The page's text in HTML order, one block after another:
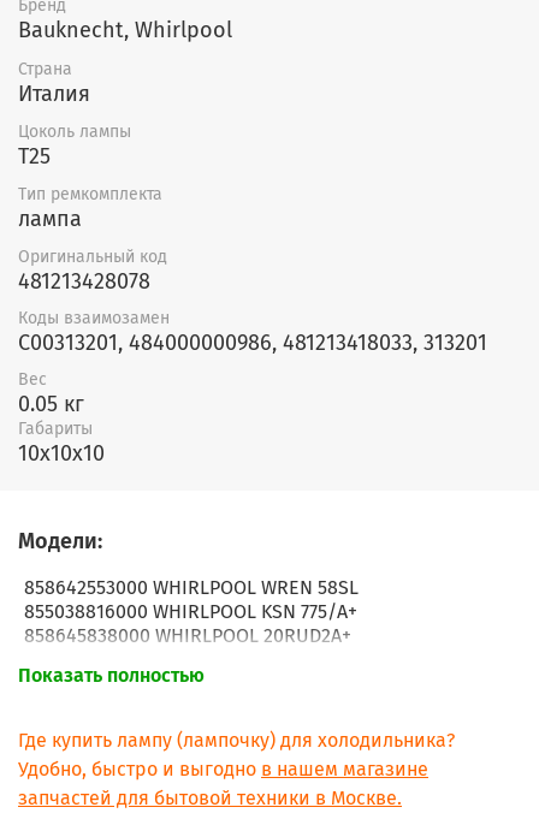
Бренд
Bauknecht, Whirlpool
Страна
Италия
Цоколь лампы
T25
Тип ремкомплекта
лампа
Оригинальный код
481213428078
Коды взаимозамен
С00313201, 484000000986, 481213418033, 313201
Вес
0.05 кг
Габариты
10x10x10
Модели:
858642553000 WHIRLPOOL WREN 58SL
855038816000 WHIRLPOOL KSN 775/A+
858645838000 WHIRLPOOL 20RUD2A+
858644111022 WHIRLPOOL FRSS 2V D3J
858646111000 WHIRLPOOL WSE5521 A+S
858644211001 WHIRLPOOL 20RU-D3J A+ 600
858645111011 WHIRLPOOL WSE5531 A+XL
858645111001 WHIRLPOOL WSE5531 A+SL
Показать полностью
Где купить лампу (лампочку) для холодильника?
Удобно, быстро и выгодно в нашем магазине
запчастей для бытовой техники в Москве.